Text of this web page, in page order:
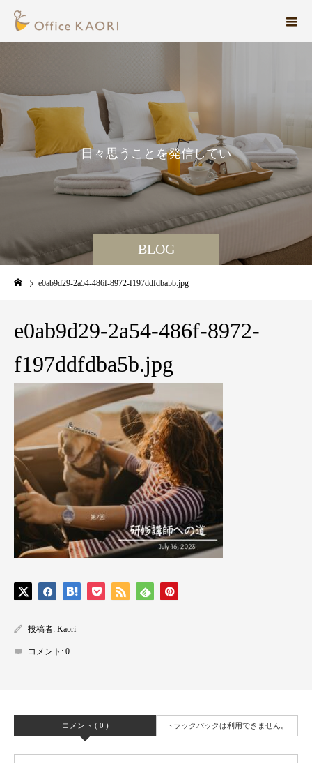
BLOG
日々思うことを発信しています。
e0ab9d29-2a54-486f-8972-f197ddfdba5b.jpg
e0ab9d29-2a54-486f-8972-
f197ddfdba5b.jpg
投稿者: Kaori
コメント: 0
コメント ( 0 ) トラックバックは利用できません。